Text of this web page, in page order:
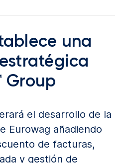
una
Group
el desarrollo de la
Eurowag añadiendo
de facturas,
y gestión de